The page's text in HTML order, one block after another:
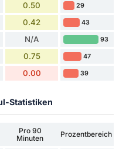
0.50 29
0.42 43
N/A 93
0.75 47
0.00 39
Statistiken
Pro 90
Minuten
Prozentbereich